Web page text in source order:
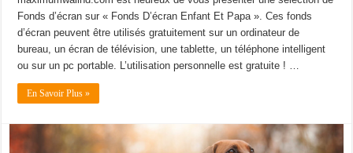
Fonds d’écran sur « Fonds D’écran Enfant Et Papa ». Ces fonds
d’écran peuvent être utilisés gratuitement sur un ordinateur de
bureau, un écran de télévision, une tablette, un téléphone intelligent
ou sur un pc portable. L’utilisation personnelle est gratuite ! …
En Savoir Plus »